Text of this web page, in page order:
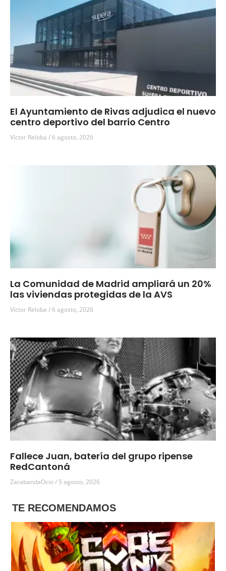
El Ayuntamiento de Rivas adjudica el nuevo
centro deportivo del barrio Centro
Víctor Reloba 6 agosto, 2026
La Comunidad de Madrid ampliará un 20%
las viviendas protegidas de la AVS
Víctor Reloba 6 agosto, 2026
Fallece Juan, batería del grupo ripense
RedCantoná
ZarabandaOcio 5 agosto, 2026
TE RECOMENDAMOS